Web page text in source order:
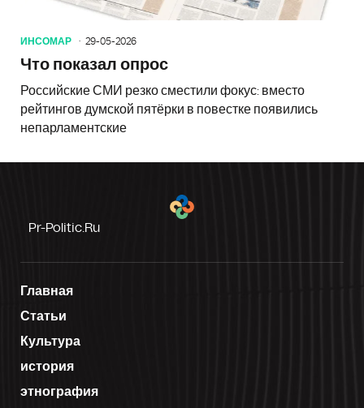
ИНСОМАР 29-05-2026
Что показал опрос
Российские СМИ резко сместили фокус: вместо
рейтингов думской пятёрки в повестке появились
непарламентские
Pr-Politic.ru
Главная
Статьи
Культура
история
этнография